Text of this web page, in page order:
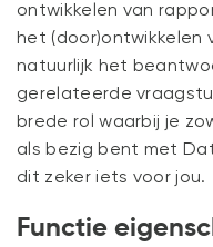
ontwikkelen van
het (door)ontwikkelen
natuurlijk het
gerelateerde
brede rol waarbij je
als bezig bent met
dit zeker iets voor jou.
Functie